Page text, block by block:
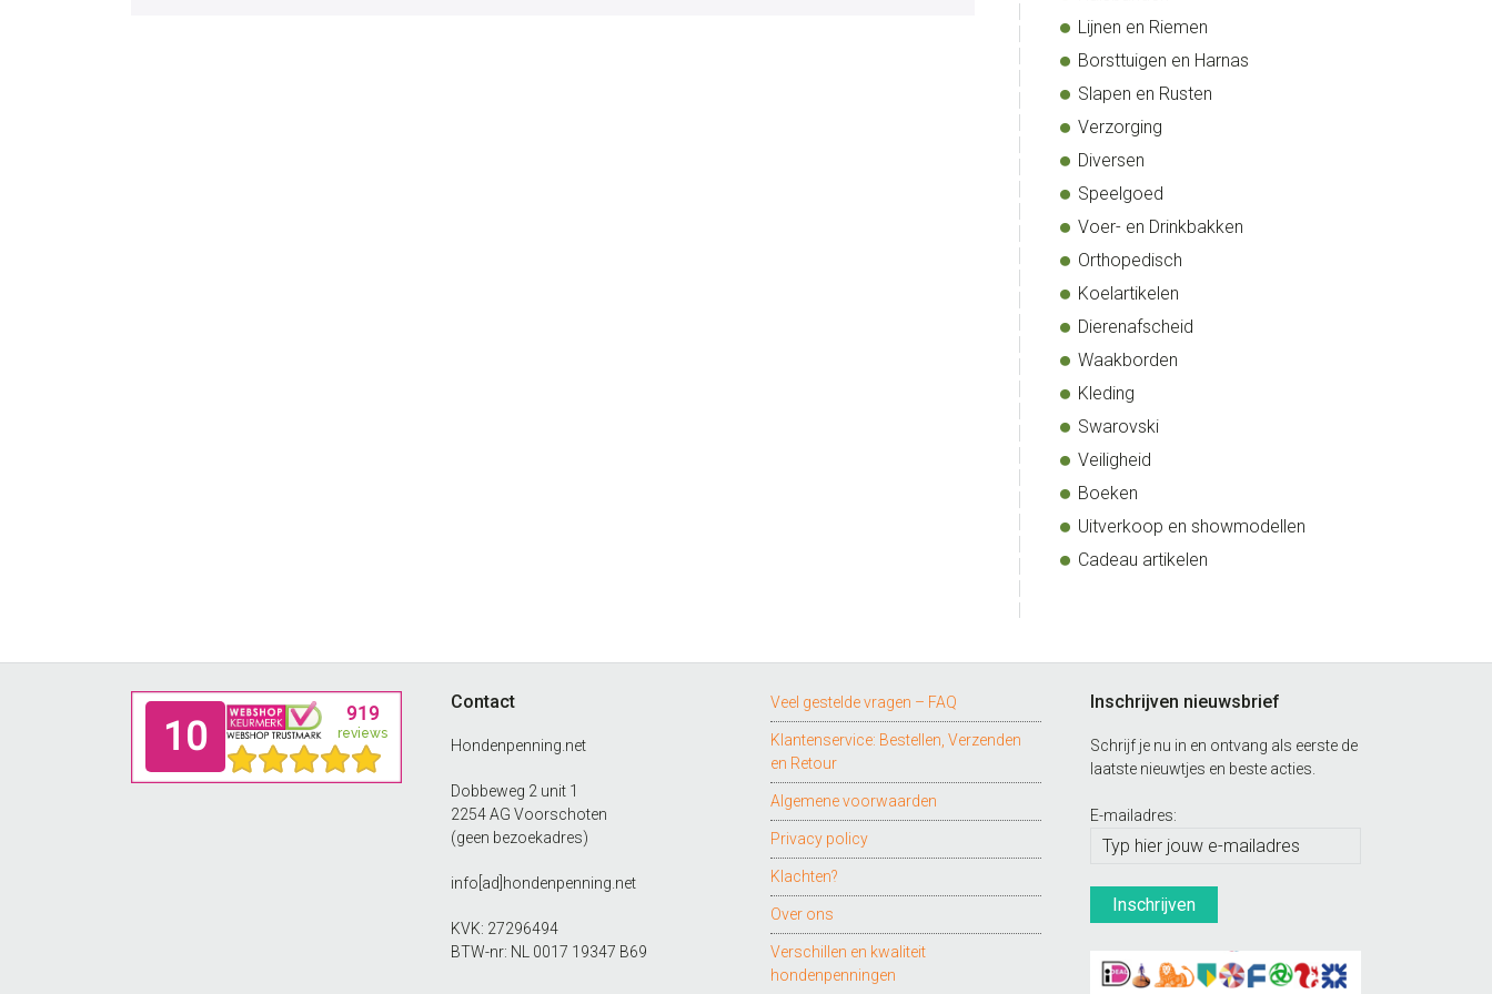
Lijnen en Riemen
Borsttuigen en Harnas
Slapen en Rusten
Verzorging
Diversen
Speelgoed
Voer- en Drinkbakken
Orthopedisch
Koelartikelen
Dierenafscheid
Waakborden
Kleding
Swarovski
Veiligheid
Boeken
Uitverkoop en showmodellen
Cadeau artikelen
Contact
Hondenpenning.net
Dobbeweg 2 unit 1
2254 AG Voorschoten
(geen bezoekadres)
info[ad]hondenpenning.net
KVK: 27296494
BTW-nr: NL 0017 19347 B69
Veel gestelde vragen – FAQ
Klantenservice: Bestellen, Verzenden
en Retour
Algemene voorwaarden
Privacy policy
Klachten?
Over ons
Verschillen en kwaliteit
hondenpenningen
Inschrijven nieuwsbrief
Schrijf je nu in en ontvang als eerste de
laatste nieuwtjes en beste acties.
E-mailadres: